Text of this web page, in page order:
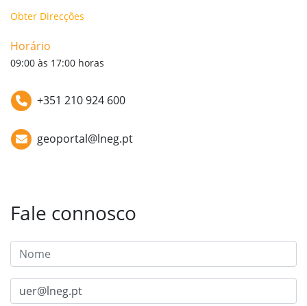
Obter Direcções
Horário
09:00 às 17:00 horas
+351 210 924 600
geoportal@lneg.pt
Fale connosco